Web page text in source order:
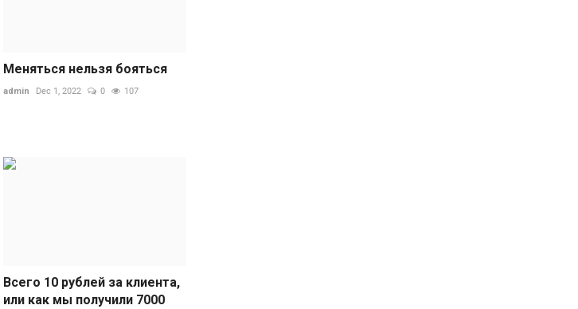
Меняться нельзя бояться
admin Dec 1, 2022 0 107
Всего 10 рублей за клиента,
или как мы получили 7000